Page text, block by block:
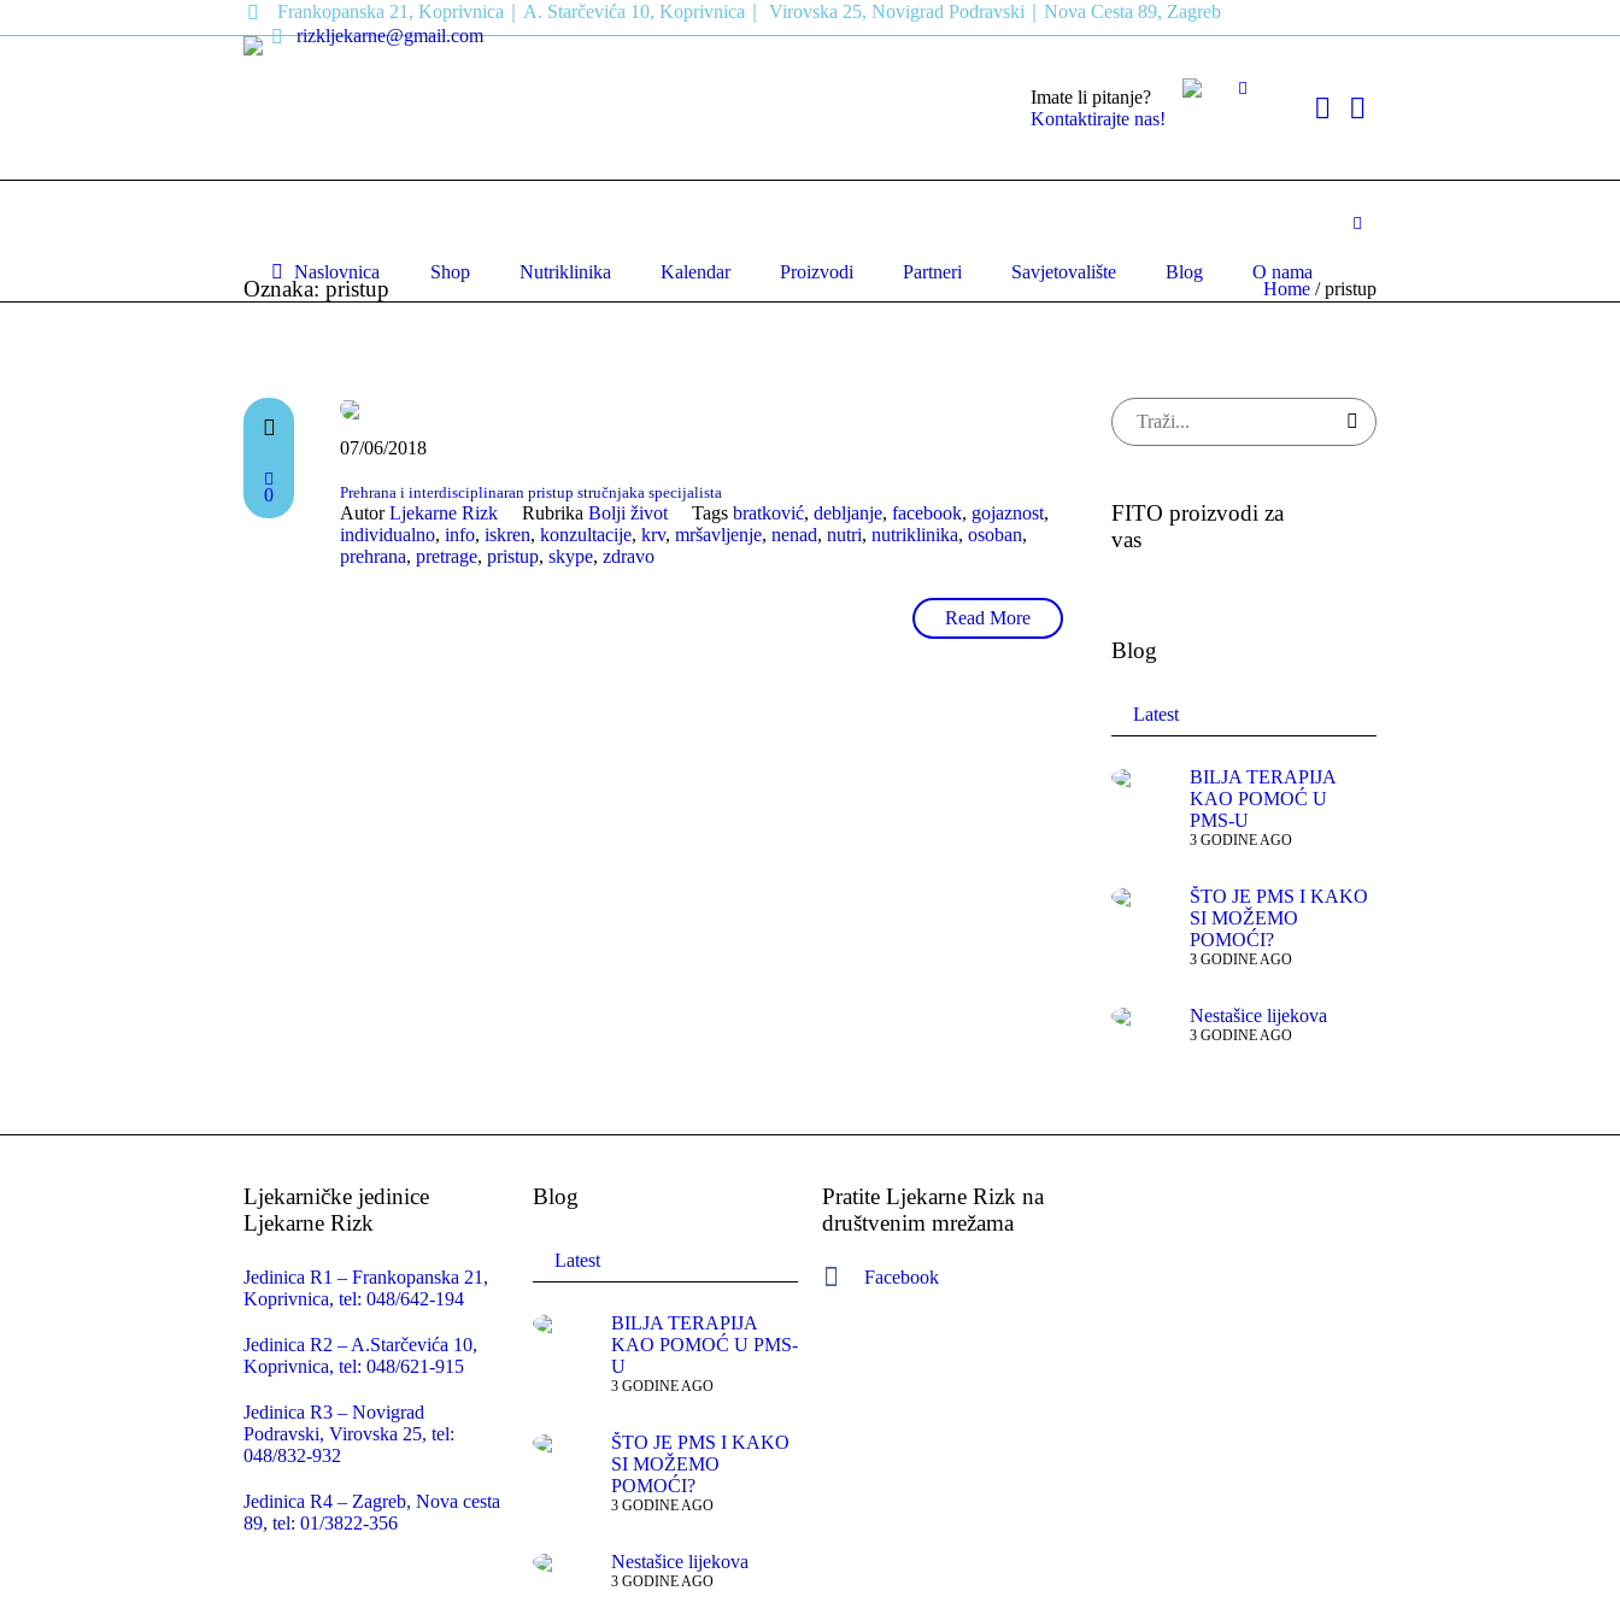
Frankopanska 21, Koprivnica｜A. Starčevića 10, Koprivnica｜ Virovska 25, Novigrad Podravski｜Nova Cesta 89, Zagreb
rizkljekarne@gmail.com
Imate li pitanje?
Kontaktirajte nas!
Naslovnica Shop Nutriklinika Kalendar Proizvodi Partneri Savjetovalište Blog O nama
Oznaka: pristup Home /pristup
0
07/06/2018
Prehrana i interdisciplinaran pristup stručnjaka specijalista
AutorLjekarne Rizk Rubrika Bolji život Tags bratković, debljanje, facebook, gojaznost,
individualno, info, iskren, konzultacije, krv, mršavljenje, nenad, nutri, nutriklinika, osoban,
prehrana, pretrage, pristup, skype, zdravo
Read More
FITO proizvodi za
vas
Blog
Latest
BILJA TERAPIJA
KAO POMOĆ U
PMS-U
3 GODINE AGO
ŠTO JE PMS I KAKO
SI MOŽEMO
POMOĆI?
3 GODINE AGO
Nestašice lijekova
3 GODINE AGO
Ljekarničke jedinice
Ljekarne Rizk
Jedinica R1 – Frankopanska 21,
Koprivnica, tel: 048/642-194
Jedinica R2 – A.Starčevića 10,
Koprivnica, tel: 048/621-915
Jedinica R3 – Novigrad
Podravski, Virovska 25, tel:
048/832-932
Jedinica R4 – Zagreb, Nova cesta
89, tel: 01/3822-356
Blog
Latest
BILJA TERAPIJA
KAO POMOĆ U PMS-
U
3 GODINE AGO
ŠTO JE PMS I KAKO
SI MOŽEMO
POMOĆI?
3 GODINE AGO
Nestašice lijekova
3 GODINE AGO
Pratite Ljekarne Rizk na
društvenim mrežama
Facebook